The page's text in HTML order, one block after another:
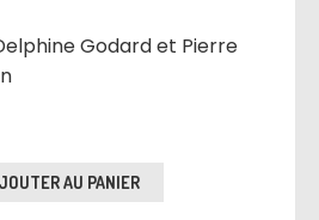
Godard et Pierre
AU PANIER